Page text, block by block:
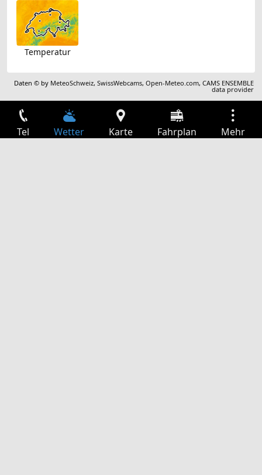
Temperatur
Daten © by MeteoSchweiz,SwissWebcams,Open-Meteo.com,CAMS ENSEMBLE
data provider
Tel Wetter Karte Fahrplan Mehr